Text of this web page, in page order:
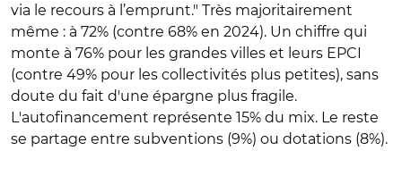
via le recours à l’emprunt." Très majoritairement
même : à 72% (contre 68% en 2024). Un chiffre qui
monte à 76% pour les grandes villes et leurs EPCI
(contre 49% pour les collectivités plus petites), sans
doute du fait d'une épargne plus fragile.
L'autofinancement représente 15% du mix. Le reste
se partage entre subventions (9%) ou dotations (8%).